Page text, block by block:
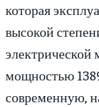
которая
высокой
мощностью
современную,